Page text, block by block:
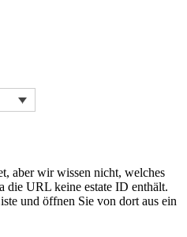
aber wir wissen nicht, welches
die URL keine estate ID enthält.
und öffnen Sie von dort aus ein